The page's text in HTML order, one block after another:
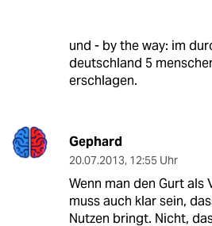
und - by the way: im
deutschland 5
erschlagen.
Gephard
20.07.2013, 12:55 Uhr
Wenn man den Gurt als
muss auch klar sein,
Nutzen bringt. Nicht,